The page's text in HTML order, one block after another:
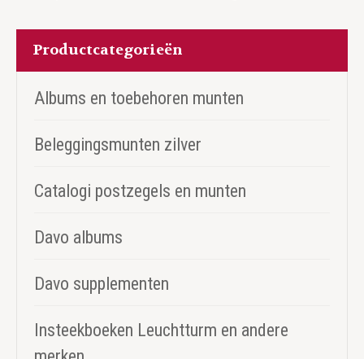
Productcategorieën
Albums en toebehoren munten
Beleggingsmunten zilver
Catalogi postzegels en munten
Davo albums
Davo supplementen
Insteekboeken Leuchtturm en andere